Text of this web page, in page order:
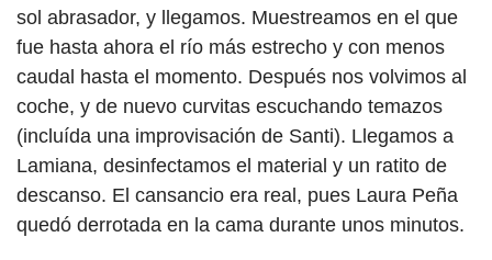
sol abrasador, y llegamos. Muestreamos en el que
fue hasta ahora el río más estrecho y con menos
caudal hasta el momento. Después nos volvimos al
coche, y de nuevo curvitas escuchando temazos
(incluída una improvisación de Santi). Llegamos a
Lamiana, desinfectamos el material y un ratito de
descanso. El cansancio era real, pues Laura Peña
quedó derrotada en la cama durante unos minutos.